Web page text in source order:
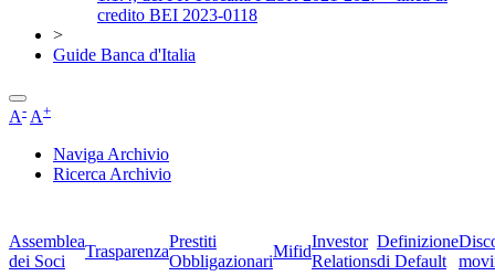
credito BEI 2023-0118
>
Guide Banca d'Italia
A- A+
Naviga Archivio
Ricerca Archivio
Assemblea
dei Soci
Trasparenza
Prestiti
Obbligazionari
Mifid
Investor
Relations
Definizione
di Default